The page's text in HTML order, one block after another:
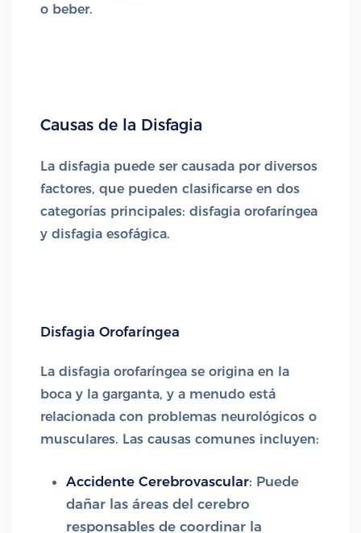
o beber.
Causas de la Disfagia
La disfagia puede ser causada por diversos
factores, que pueden clasificarse en dos
categorías principales: disfagia orofaríngea
y disfagia esofágica.
Disfagia Orofaríngea
La disfagia orofaríngea se origina en la
boca y la garganta, y a menudo está
relacionada con problemas neurológicos o
musculares. Las causas comunes incluyen:
Accidente Cerebrovascular: Puede
dañar las áreas del cerebro
responsables de coordinar la